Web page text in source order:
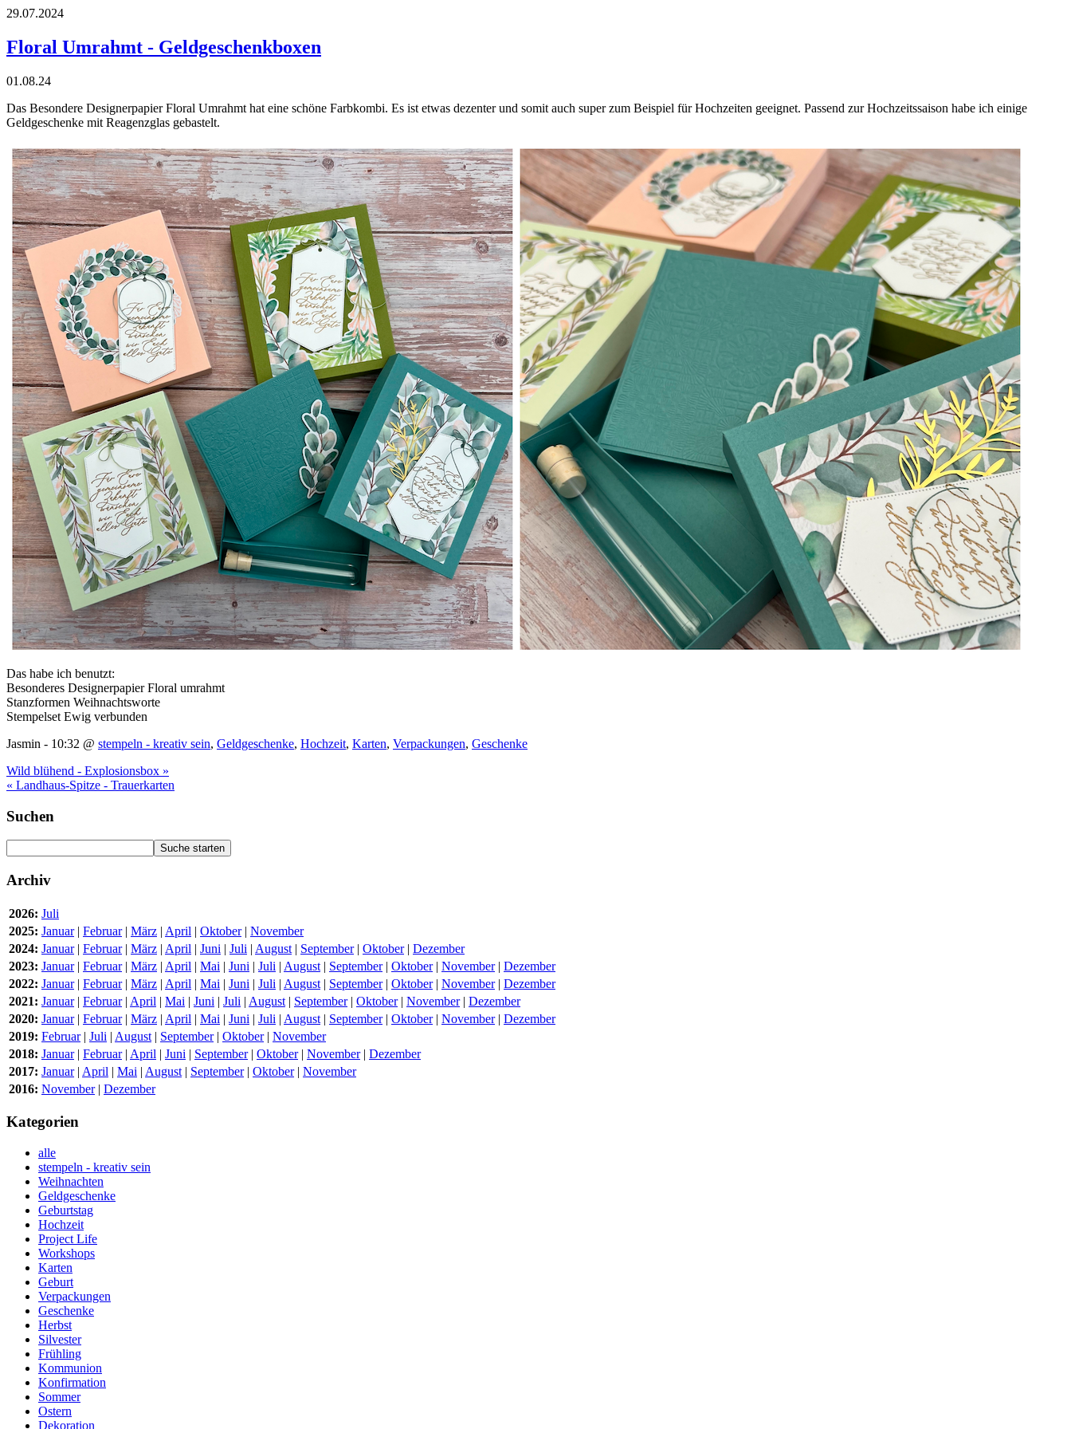
29.07.2024
Floral Umrahmt - Geldgeschenkboxen
01.08.24
Das Besondere Designerpapier Floral Umrahmt hat eine schöne Farbkombi. Es ist etwas dezenter und somit auch super zum Beispiel für Hochzeiten geeignet. Passend zur Hochzeitssaison habe ich einige
Geldgeschenke mit Reagenzglas gebastelt.
Das habe ich benutzt:
Besonderes Designerpapier Floral umrahmt
Stanzformen Weihnachtsworte
Stempelset Ewig verbunden
Jasmin - 10:32 @ stempeln - kreativ sein, Geldgeschenke, Hochzeit, Karten, Verpackungen, Geschenke
Wild blühend - Explosionsbox »
« Landhaus-Spitze - Trauerkarten
Suchen
Archiv
2026: Juli
2025: Januar| Februar| März | April | Oktober| November
2024: Januar| Februar| März | April | Juni | Juli | August | September| Oktober| Dezember
2023: Januar| Februar| März | April | Mai | Juni | Juli | August | September| Oktober| November| Dezember
2022: Januar| Februar| März | April | Mai | Juni | Juli | August | September| Oktober| November| Dezember
2021: Januar| Februar| April | Mai | Juni | Juli | August | September| Oktober| November| Dezember
2020: Januar| Februar| März | April | Mai | Juni | Juli | August | September| Oktober| November| Dezember
2019: Februar| Juli | August | September| Oktober| November
2018: Januar| Februar| April | Juni | September| Oktober| November| Dezember
2017: Januar| April | Mai | August | September| Oktober| November
2016: November| Dezember
Kategorien
alle
stempeln - kreativ sein
Weihnachten
Geldgeschenke
Geburtstag
Hochzeit
Project Life
Workshops
Karten
Geburt
Verpackungen
Geschenke
Herbst
Silvester
Frühling
Kommunion
Konfirmation
Sommer
Ostern
Dekoration